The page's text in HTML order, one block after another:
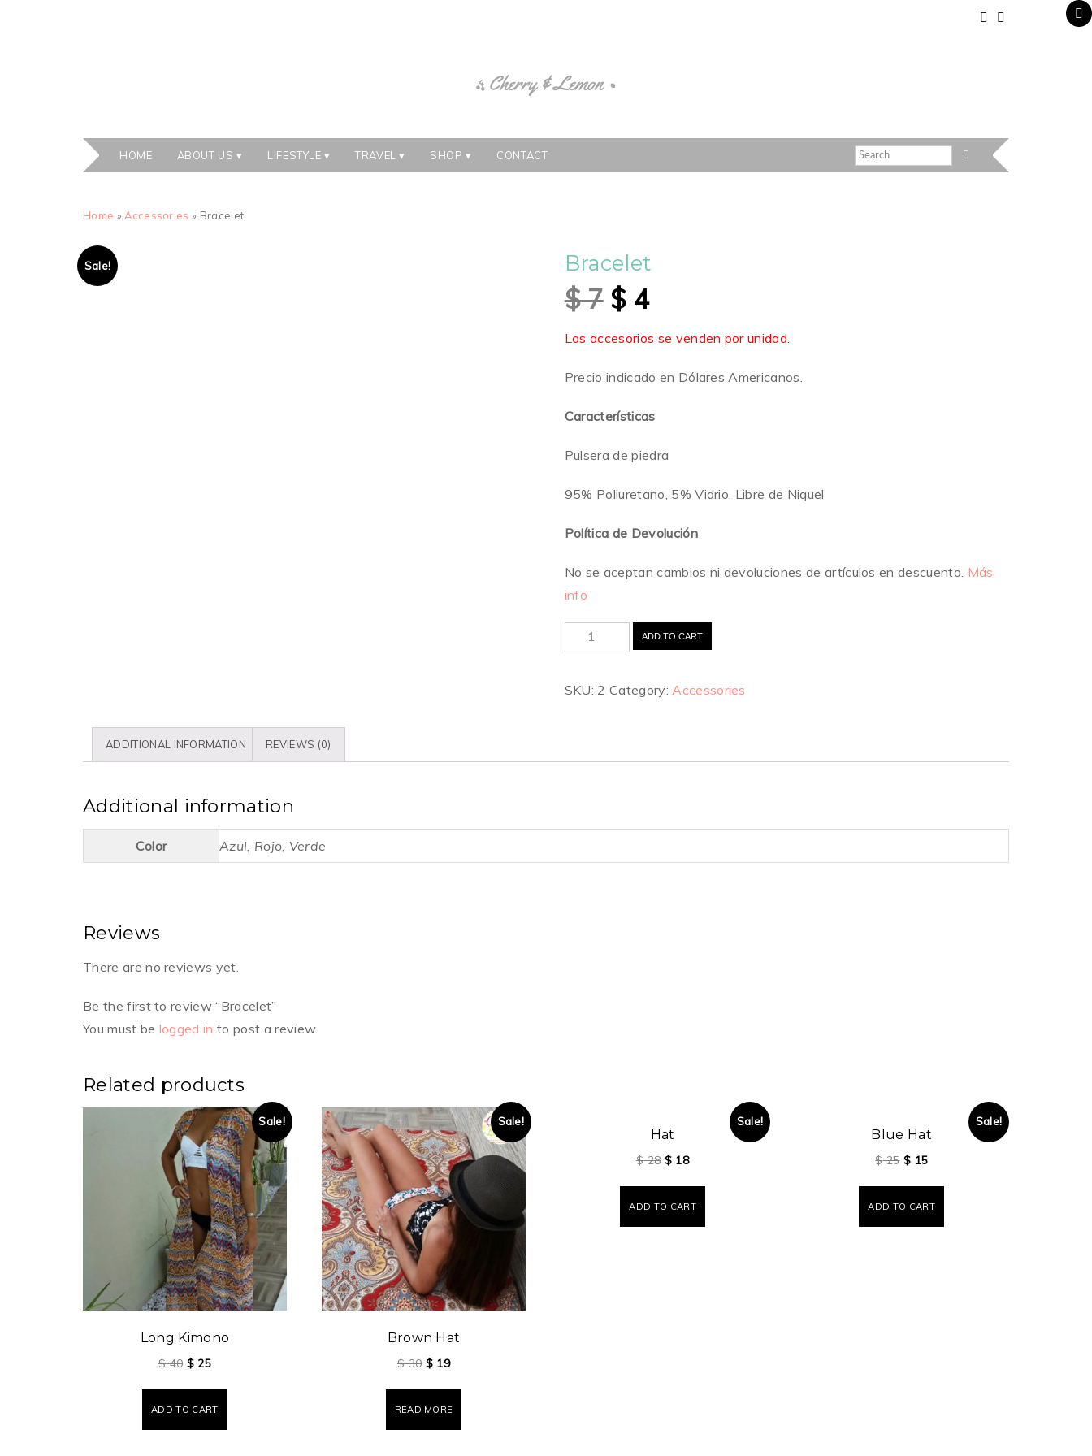
HOME ABOUT US LIFESTYLE TRAVEL SHOP CONTACT
Home » Accessories » Bracelet
Sale! Bracelet
$7 $ 4
Los accesorios se venden por unidad.
Precio indicado en Dólares Americanos.
Características
Pulsera de piedra
95% Poliuretano, 5% Vidrio, Libre de Niquel
Política de Devolución
No se aceptan cambios ni devoluciones de artículos en descuento. Más
info
ADD TO CART
SKU: 2 Category:Accessories
ADDITIONAL INFORMATION REVIEWS (0)
Additional information
Color Azul, Rojo, Verde
Reviews
There are no reviews yet.
Be the first to review “Bracelet”
You must be logged in to post a review.
Related products
Sale!
Long Kimono
$40 $25
ADD TO CART
Sale!
Brown Hat
$30 $ 19
READ MORE
Sale!
Hat
$28 $ 18
ADD TO CART
Sale!
Blue Hat
$25 $ 15
ADD TO CART